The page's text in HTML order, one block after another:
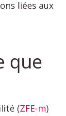
liées aux
que
(ZFE-m)